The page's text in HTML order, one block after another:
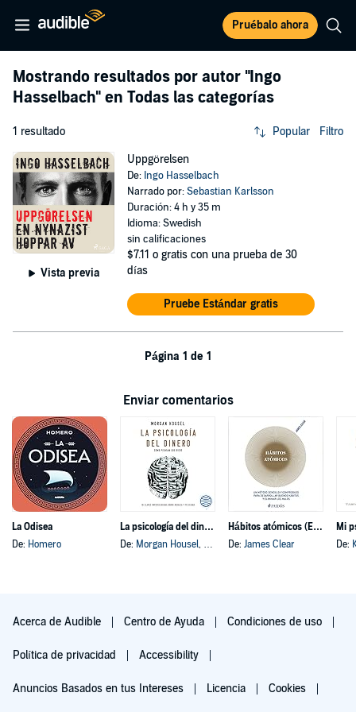
Pruébalo ahora
Mostrando resultados por autor "Ingo
Hasselbach" en Todas las categorías
1 resultado Popular Filtro
Vista previa
Uppgörelsen
De: Ingo Hasselbach
Narrado por:Sebastian Karlsson
Duración: 4 h y 35 m
Idioma: Swedish
sin calificaciones
$7.11 o gratis con una prueba de 30
días
Pruebe Estándar gratis
Página 1 de 1
Enviar comentarios
La Odisea
De: Homero
La psicología del dinero
De: Morgan Housel, y otros
Hábitos atómicos (Español neutro)
De: James Clear
Mi
De:
Acerca de Audible Centro de Ayuda Condiciones de uso
Política de privacidad Accessibility
Anuncios Basados en tus Intereses Licencia Cookies